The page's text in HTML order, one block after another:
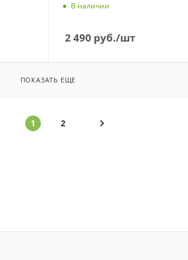
В наличии
2 490 руб./шт
ПОКАЗАТЬ ЕЩЕ
1 2